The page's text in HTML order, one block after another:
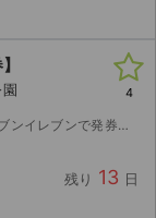
。 迅速で丁寧な対応を心がけておりますので、よろ...
残り 13 日
4